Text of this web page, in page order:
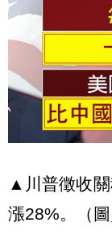
▲川普徵收
漲28%。（圖